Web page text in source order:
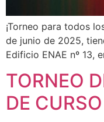
¡Torneo para todos
de junio de 2025,
Edificio ENAE nº 13,
TORNEO
DE